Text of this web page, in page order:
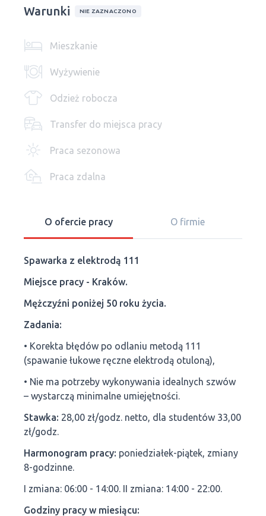
Warunki NIE ZAZNACZONO
Mieszkanie
Wyżywienie
Odzież robocza
Transfer do miejsca pracy
Praca sezonowa
Praca zdalna
O ofercie pracy O firmie
Spawarka z elektrodą 111
Miejsce pracy - Kraków.
Mężczyźni poniżej 50 roku życia.
Zadania:
• Korekta błędów po odlaniu metodą 111
(spawanie łukowe ręczne elektrodą otuloną),
• Nie ma potrzeby wykonywania idealnych szwów
– wystarczą minimalne umiejętności.
Stawka: 28,00 zł/godz. netto, dla studentów 33,00
zł/godz.
Harmonogram pracy: poniedziałek-piątek, zmiany
8-godzinne.
I zmiana: 06:00 - 14:00. II zmiana: 14:00 - 22:00.
Godziny pracy w miesiącu: